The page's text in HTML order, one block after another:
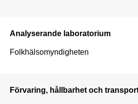
Analyserande laboratorium
Folkhälsomyndigheten
Förvaring, hållbarhet och